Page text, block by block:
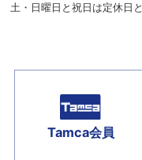
土・日曜日と祝日は定休日
Tamca会員